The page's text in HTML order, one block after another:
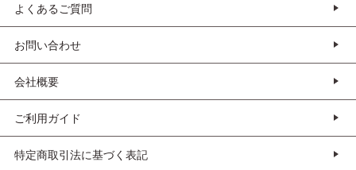
よくあるご質問
お問い合わせ
会社概要
ご利用ガイド
特定商取引法に基づく表記